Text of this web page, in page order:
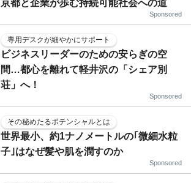
京都と企業が歩む持続可能社会への道
Sponsored
専用デスクが細やかにサポート
ビジネスリーダーのための安らぎの空
間…都心を離れて軽井沢の「シェア別
荘」へ！
Sponsored
その秘めたるポテンシャルとは
世界最小、約1ナノメートルの｢微細水粒
子｣はなぜ髪や肌を潤すのか
Sponsored